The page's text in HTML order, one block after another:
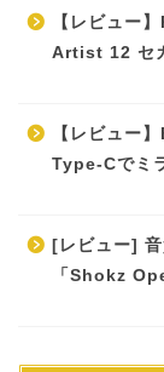
【レビュー
Artist 12 セ
【レビュー
Type-Cでミ
[レビュー]
「Shokz